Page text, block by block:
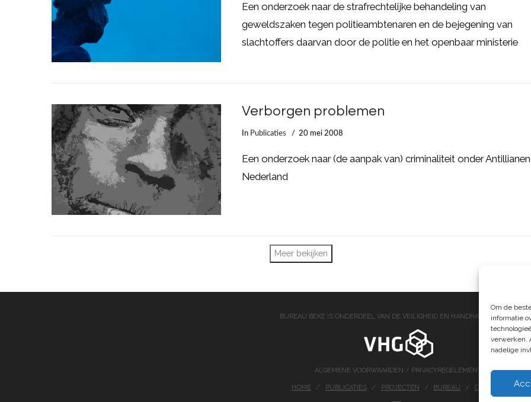
Om de
informatie
verwerken.
nadelige
Een onderzoek naar de strafrechtelijke behandeling van
geweldszaken tegen politieambtenaren en de bejegening van
slachtoffers daarvan door de politie en het openbaar ministerie
Verborgen problemen
In Publicaties 20 mei 2008
Een onderzoek naar (de aanpak van) criminaliteit onder
Nederland
Meer bekijken
BUREAU BEKE IS ONDERDEEL VAN DE VEILIGHEID EN HANDHAVING GROEP
ALGEMENE VOORWAARDEN / PRIVACYREGELEMENT
HOME PUBLICATIES PROJECTEN BUREAU CONTACT